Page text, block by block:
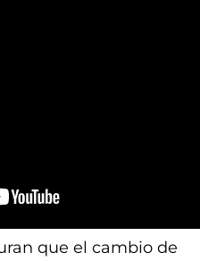
que el cambio de